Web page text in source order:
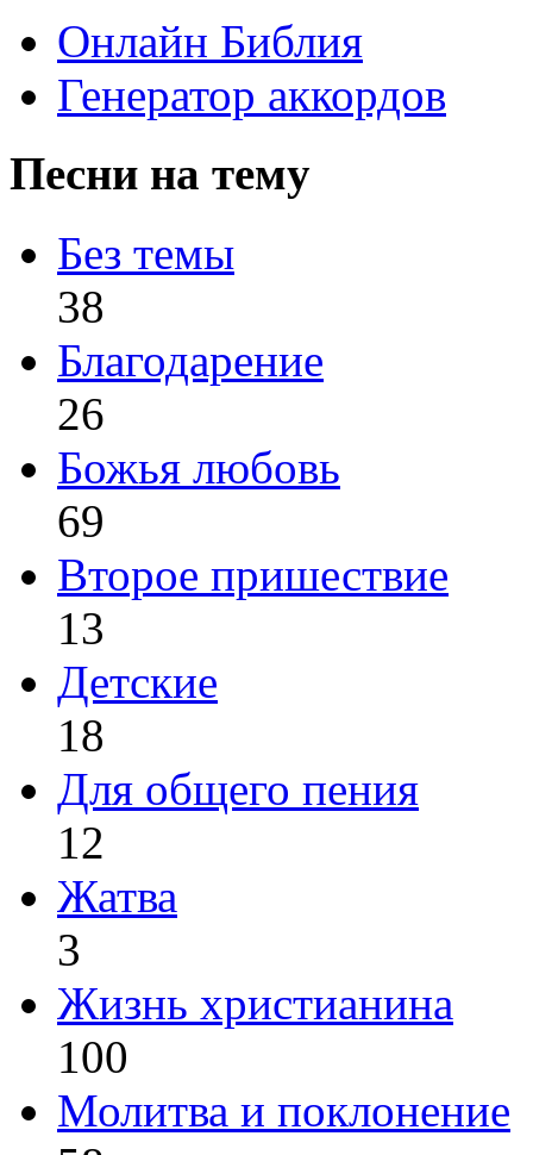
Онлайн Библия
Генератор аккордов
Песни на тему
Без темы
38
Благодарение
26
Божья любовь
69
Второе пришествие
13
Детские
18
Для общего пения
12
Жатва
3
Жизнь христианина
100
Молитва и поклонение